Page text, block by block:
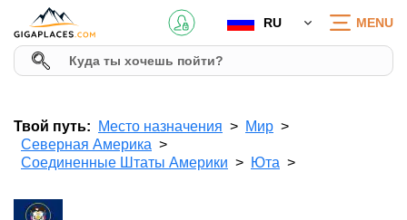
RU MENU
Твой путь: Место назначения
Мир
Северная Америка
Соединенные Штаты Америки
Юта